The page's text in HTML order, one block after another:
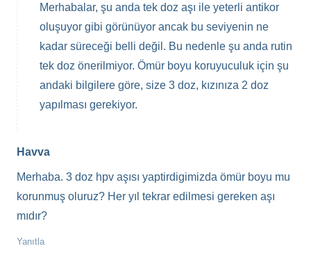
Merhabalar, şu anda tek doz aşı ile yeterli antikor
oluşuyor gibi görünüyor ancak bu seviyenin ne
kadar süreceği belli değil. Bu nedenle şu anda rutin
tek doz önerilmiyor. Ömür boyu koruyuculuk için şu
andaki bilgilere göre, size 3 doz, kızınıza 2 doz
yapılması gerekiyor.
Havva
Merhaba. 3 doz hpv aşısı yaptirdigimizda ömür boyu mu
korunmuş oluruz? Her yıl tekrar edilmesi gereken aşı
mıdır?
Yanıtla